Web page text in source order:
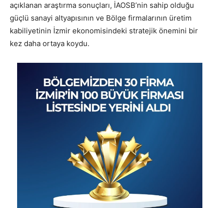
açıklanan araştırma sonuçları, İAOSB’nin sahip olduğu
güçlü sanayi altyapısının ve Bölge firmalarının üretim
kabiliyetinin İzmir ekonomisindeki stratejik önemini bir
kez daha ortaya koydu.